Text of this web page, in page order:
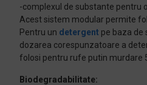
-complexul de substante pentru
Acest sistem modular permite
Pentru un detergent pe baza de
dozarea corespunzatoare a
folosi pentru rufe putin murdare
Biodegradabilitate: